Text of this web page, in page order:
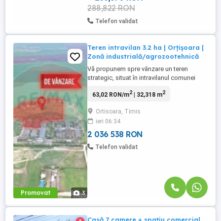
288,822 RON
Telefon validat
Promovat 3
Teren intravilan 3.2 ha | Orțișoara |
Zonă industrială/agrozootehnică
Vă propunem spre vânzare un teren
strategic, situat în intravilanul comunei
excelent pentru dezvoltări economice de
32.000 mp (3.2 ha), proprietatea este
amplasată într-o zonă cu destinație mixtă,
oferind flexibilitate pentru ...
63,02 RON/m2| 32,318 m2
Ortisoara, Timis
ieri 06:34
2 036 538 RON
Telefon validat